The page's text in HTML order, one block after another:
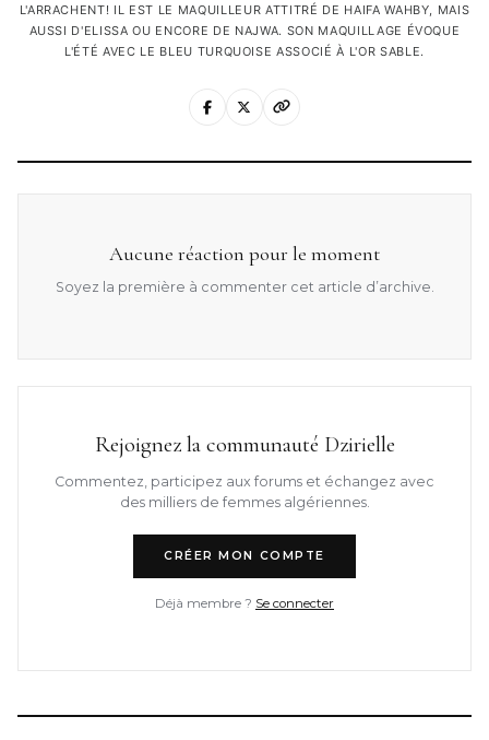
L'ARRACHENT! IL EST LE MAQUILLEUR ATTITRÉ DE HAIFA WAHBY, MAIS
AUSSI D'ELISSA OU ENCORE DE NAJWA. SON MAQUILLAGE ÉVOQUE
L'ÉTÉ AVEC LE BLEU TURQUOISE ASSOCIÉ À L'OR SABLE.
Aucune réaction pour le moment
Soyez la première à commenter cet article d’archive.
Rejoignez la communauté Dzirielle
Commentez, participez aux forums et échangez avec
des milliers de femmes algériennes.
CRÉER MON COMPTE
Déjà membre ? Se connecter